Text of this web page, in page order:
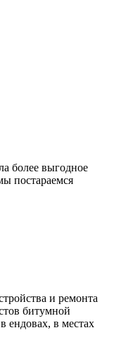
более выгодное
постараемся
и ремонта
битумной
ендовах, в местах